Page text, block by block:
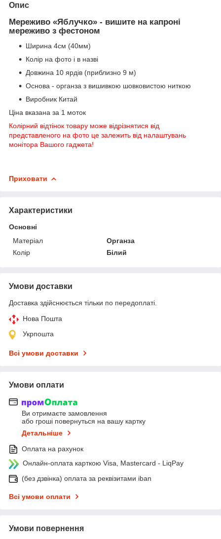
Опис
Мереживо «Яблучко» - вишите на капроні
мереживо з фестоном
Ширина 4см (40мм)
Колір на фото і в назві
Довжина 10 ярдів (приблизно 9 м)
Основа - органза з вишивкою шовковистою ниткою
Виробник Китай
Ціна вказана за 1 моток
Колірний відтінок товару може відрізнятися від
представленого на фото це залежить від налаштувань
монітора Вашого гаджета!
Приховати
Характеристики
Основні
Матеріал
Органза
Колір
Білий
Умови доставки
Доставка здійснюється тільки по передоплаті.
Нова Пошта
Укрпошта
Всі умови доставки
Умови оплати
Ви отримаєте замовлення
або гроші повернуться на вашу картку
Детальніше
Оплата на рахунок
Онлайн-оплата карткою Visa, Mastercard - LiqPay
(без дзвінка) оплата за реквізитами iban
Всі умови оплати
Умови повернення